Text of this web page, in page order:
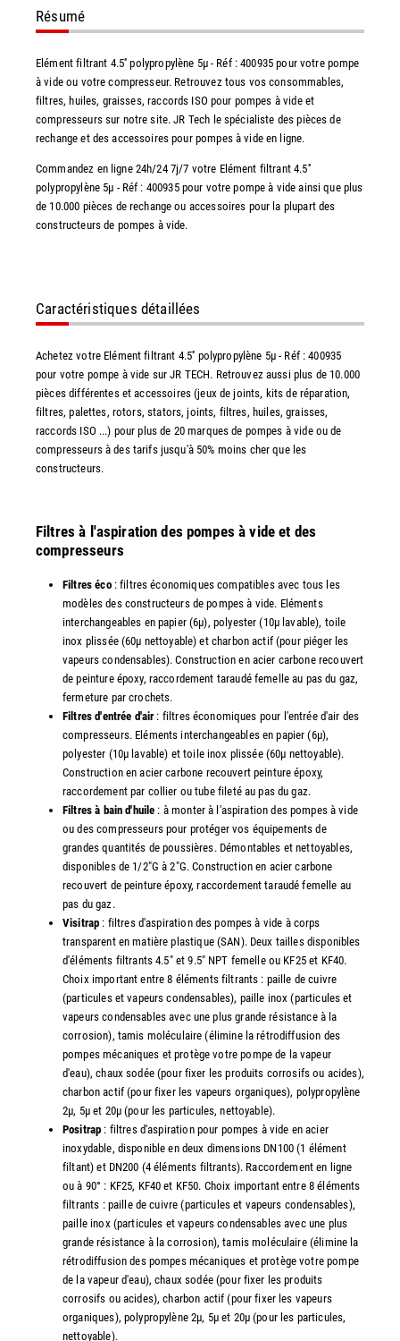
Résumé
Elément filtrant 4.5'' polypropylène 5µ - Réf : 400935 pour votre pompe
à vide ou votre compresseur. Retrouvez tous vos consommables,
filtres, huiles, graisses, raccords ISO pour pompes à vide et
compresseurs sur notre site. JR Tech le spécialiste des pièces de
rechange et des accessoires pour pompes à vide en ligne.
Commandez en ligne 24h/24 7j/7 votre Elément filtrant 4.5''
polypropylène 5µ - Réf : 400935 pour votre pompe à vide ainsi que plus
de 10.000 pièces de rechange ou accessoires pour la plupart des
constructeurs de pompes à vide.
Caractéristiques détaillées
Achetez votre Elément filtrant 4.5'' polypropylène 5µ - Réf : 400935
pour votre pompe à vide sur JR TECH. Retrouvez aussi plus de 10.000
pièces différentes et accessoires (jeux de joints, kits de réparation,
filtres, palettes, rotors, stators, joints, filtres, huiles, graisses,
raccords ISO ...) pour plus de 20 marques de pompes à vide ou de
compresseurs à des tarifs jusqu'à 50% moins cher que les
constructeurs.
Filtres à l'aspiration des pompes à vide et des
compresseurs
Filtres éco: filtres économiques compatibles avec tous les
modèles des constructeurs de pompes à vide. Eléments
interchangeables en papier (6µ), polyester (10µ lavable), toile
inox plissée (60µ nettoyable) et charbon actif (pour piéger les
vapeurs condensables). Construction en acier carbone recouvert
de peinture époxy, raccordement taraudé femelle au pas du gaz,
fermeture par crochets.
Filtres d'entrée d'air : filtres économiques pour l'entrée d'air des
compresseurs. Eléments interchangeables en papier (6µ),
polyester (10µ lavable) et toile inox plissée (60µ nettoyable).
Construction en acier carbone recouvert peinture époxy,
raccordement par collier ou tube fileté au pas du gaz.
Filtres à bain d'huile : à monter à l'aspiration des pompes à vide
ou des compresseurs pour protéger vos équipements de
grandes quantités de poussières. Démontables et nettoyables,
disponibles de 1/2"G à 2"G. Construction en acier carbone
recouvert de peinture époxy, raccordement taraudé femelle au
pas du gaz.
Visitrap : filtres d'aspiration des pompes à vide à corps
transparent en matière plastique (SAN). Deux tailles disponibles
d'éléments filtrants 4.5" et 9.5" NPT femelle ou KF25 et KF40.
Choix important entre 8 éléments filtrants : paille de cuivre
(particules et vapeurs condensables), paille inox (particules et
vapeurs condensables avec une plus grande résistance à la
corrosion), tamis moléculaire (élimine la rétrodiffusion des
pompes mécaniques et protège votre pompe de la vapeur
d'eau), chaux sodée (pour fixer les produits corrosifs ou acides),
charbon actif (pour fixer les vapeurs organiques), polypropylène
2µ, 5µ et 20µ (pour les particules, nettoyable).
Positrap : filtres d'aspiration pour pompes à vide en acier
inoxydable, disponible en deux dimensions DN100 (1 élément
filtant) et DN200 (4 éléments filtrants). Raccordement en ligne
ou à 90° : KF25, KF40 et KF50. Choix important entre 8 éléments
filtrants : paille de cuivre (particules et vapeurs condensables),
paille inox (particules et vapeurs condensables avec une plus
grande résistance à la corrosion), tamis moléculaire (élimine la
rétrodiffusion des pompes mécaniques et protège votre pompe
de la vapeur d'eau), chaux sodée (pour fixer les produits
corrosifs ou acides), charbon actif (pour fixer les vapeurs
organiques), polypropylène 2µ, 5µ et 20µ (pour les particules,
nettoyable).